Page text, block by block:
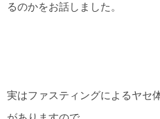
るのかをお話しました。
実はファスティングによるヤセ